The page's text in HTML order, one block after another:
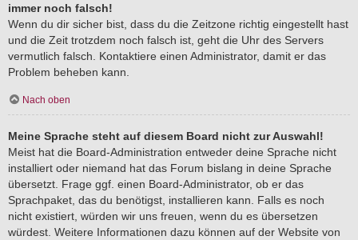
immer noch falsch!
Wenn du dir sicher bist, dass du die Zeitzone richtig eingestellt hast
und die Zeit trotzdem noch falsch ist, geht die Uhr des Servers
vermutlich falsch. Kontaktiere einen Administrator, damit er das
Problem beheben kann.
Nach oben
Meine Sprache steht auf diesem Board nicht zur Auswahl!
Meist hat die Board-Administration entweder deine Sprache nicht
installiert oder niemand hat das Forum bislang in deine Sprache
übersetzt. Frage ggf. einen Board-Administrator, ob er das
Sprachpaket, das du benötigst, installieren kann. Falls es noch
nicht existiert, würden wir uns freuen, wenn du es übersetzen
würdest. Weitere Informationen dazu können auf der Website von